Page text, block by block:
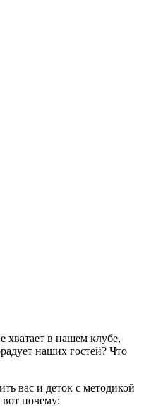
в нашем клубе,
наших гостей? Что
вас и деток с методикой
почему: